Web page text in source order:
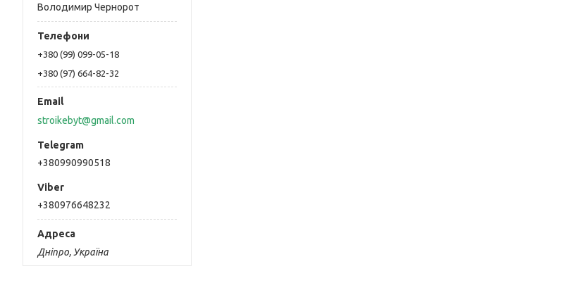
Володимир Чернорот
+380 (99) 099-05-18
+380 (97) 664-82-32
stroikebyt@gmail.com
+380990990518
+380976648232
Дніпро, Україна